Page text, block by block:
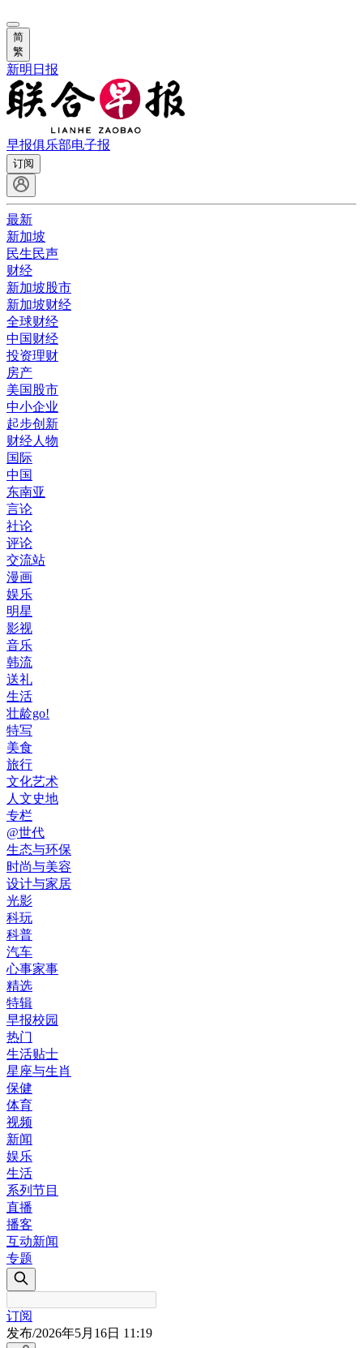
简
繁
新明日报
早报俱乐部电子报
订阅
最新
新加坡
民生民声
财经
新加坡股市
新加坡财经
全球财经
中国财经
投资理财
房产
美国股市
中小企业
起步创新
财经人物
国际
中国
东南亚
言论
社论
评论
交流站
漫画
娱乐
明星
影视
音乐
韩流
送礼
生活
壮龄go!
特写
美食
旅行
文化艺术
人文史地
专栏
@世代
生态与环保
时尚与美容
设计与家居
光影
科玩
科普
汽车
心事家事
精选
特辑
早报校园
热门
生活贴士
星座与生肖
保健
体育
视频
新闻
娱乐
生活
系列节目
直播
播客
互动新闻
专题
订阅
发布/2026年5月16日 11:19